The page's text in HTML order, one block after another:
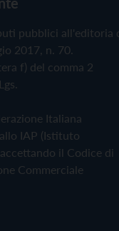
pubblici all'editoria
2017, n. 70.
f) del comma 2
Italiana
IAP (Istituto
il Codice di
Commerciale